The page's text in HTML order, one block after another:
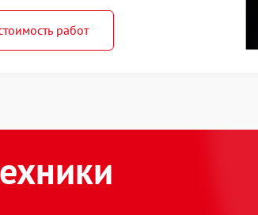
работ